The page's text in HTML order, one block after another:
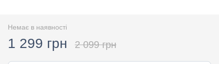
Немає в наявності
1 299 грн 2 099 грн